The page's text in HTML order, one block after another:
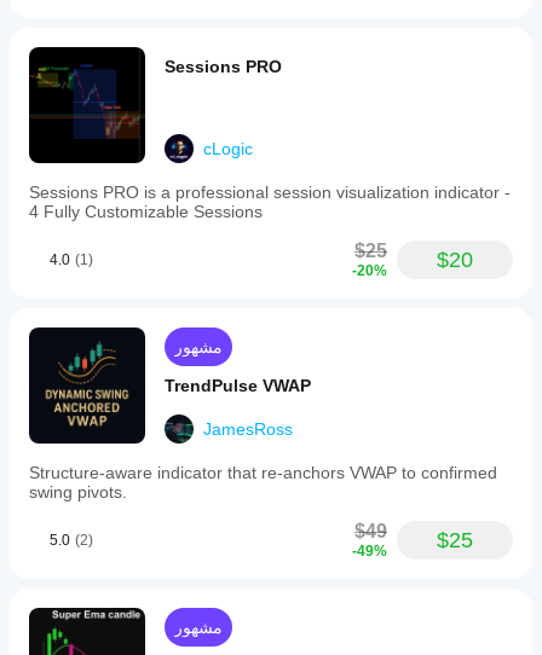
Sessions PRO
cLogic
Sessions PRO is a professional session visualization indicator -
4 Fully Customizable Sessions
4.0 (1) $25
-20% $20
مشهور
TrendPulse VWAP
JamesRoss
Structure-aware indicator that re-anchors VWAP to confirmed
swing pivots.
5.0 (2) $49
-49% $25
مشهور